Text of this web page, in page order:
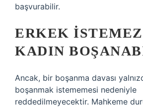
başvurabilir.
ERKEK
KADIN
Ancak, bir boşanma davası
boşanmak istememesi nedeniyle
reddedilmeyecektir. Mahkeme